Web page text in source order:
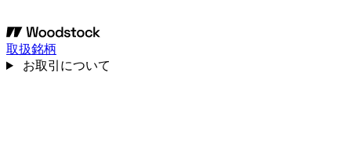
取扱銘柄
お取引について